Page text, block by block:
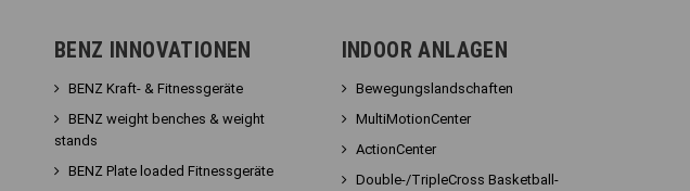
BENZ INNOVATIONEN
BENZ Kraft- & Fitnessgeräte
BENZ weight benches & weight
stands
BENZ Plate loaded Fitnessgeräte
INDOOR ANLAGEN
Bewegungslandschaften
MultiMotionCenter
ActionCenter
Double-/TripleCross Basketball-